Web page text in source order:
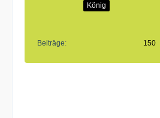
König
Beiträge 150